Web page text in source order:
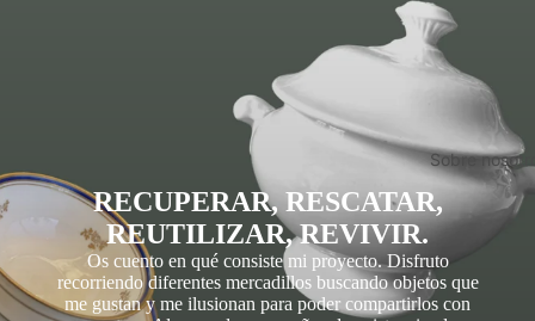
Pasteler
os
Jarras
Candela
bros
Velas
Sobre
RECUPERAR, RESCATAR,
REUTILIZAR, REVIVIR.
Os cuento en qué consiste mi proyecto. Disfruto
recorriendo diferentes mercadillos buscando objetos que
me gustan y me ilusionan para poder compartirlos con